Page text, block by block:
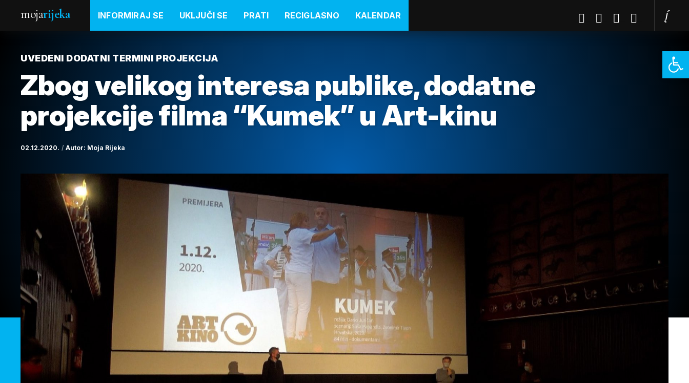
mojarijeka INFORMIRAJ SE UKLJUČI SE PRATI RECIGLASNO KALENDAR
UVEDENI DODATNI TERMINI PROJEKCIJA
Zbog velikog interesa publike, dodatne
projekcije filma “Kumek” u Art-kinu
02.12.2020. Autor: Moja Rijeka